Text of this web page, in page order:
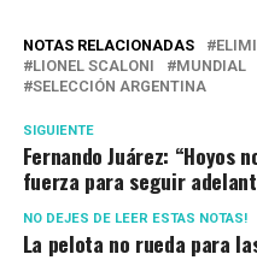
NOTAS RELACIONADAS
LIONEL SCALONI
MUNDIAL
SELECCIÓN ARGENTINA
SIGUIENTE
Fernando Juárez: “Hoyos
fuerza para seguir
NO DEJES DE LEER ESTAS NOTAS!
La pelota no rueda para